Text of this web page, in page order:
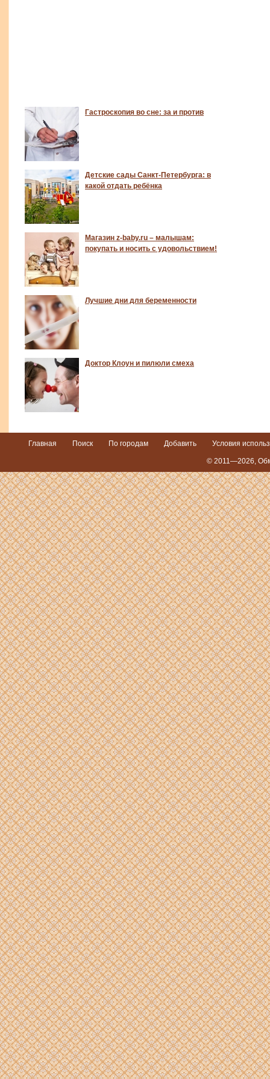
Гастроскопия во сне: за и против
Детские сады Санкт-Петербурга: в
какой отдать ребёнка
Магазин z-baby.ru – малышам:
покупать и носить с удовольствием!
Лучшие дни для беременности
Доктор Клоун и пилюли смеха
Главная Поиск По городам Добавить Условия
© 2011—2026,